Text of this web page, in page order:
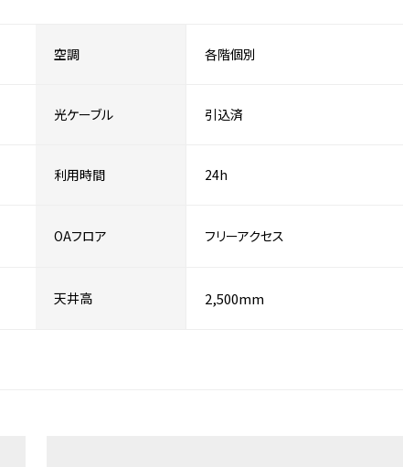
空調 各階個別
光ケーブル 引込済
利用時間 24h
OAフロア フリーアクセス
天井高 2,500mm